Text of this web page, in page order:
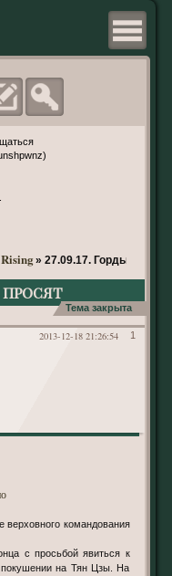
» 27.09.17. Гордые не
просят
Тема закрыта
1
2013-12-18 21:26:54
верховного командования
с просьбой явиться к
на Тян Цзы. На